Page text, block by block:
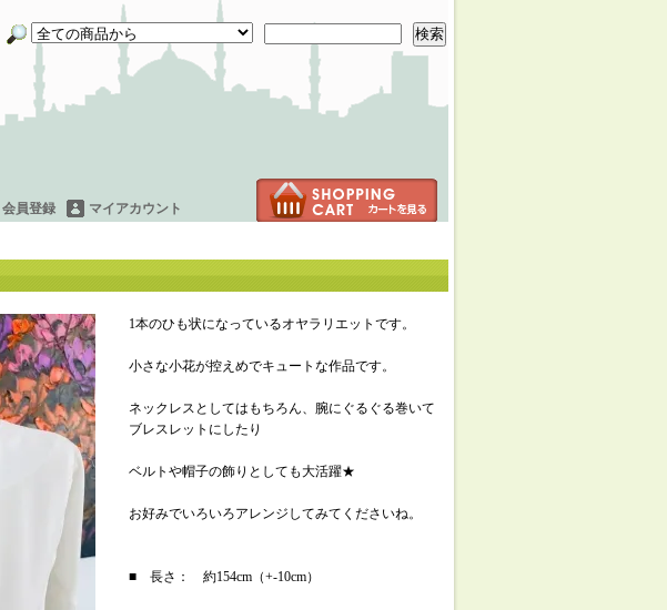
検索
会員登録 マイアカウント
1本のひも状になっているオヤラリエットです。
小さな小花が控えめでキュートな作品です。
ネックレスとしてはもちろん、腕にぐるぐる巻いて
ブレスレットにしたり
ベルトや帽子の飾りとしても大活躍★
お好みでいろいろアレンジしてみてくださいね。
■ 長さ： 約154cm（+-10cm）